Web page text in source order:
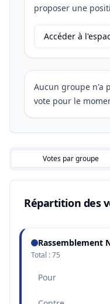
proposer une
Accéder à
Aucun groupe n'a
vote pour le
Votes par groupe
Répartition des
Rassemblement
Total :75
Pour